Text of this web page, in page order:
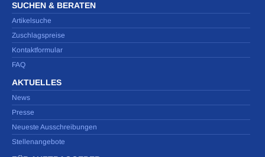
SUCHEN & BERATEN
Artikelsuche
Zuschlagspreise
Kontaktformular
FAQ
AKTUELLES
News
Presse
Neueste Ausschreibungen
Stellenangebote